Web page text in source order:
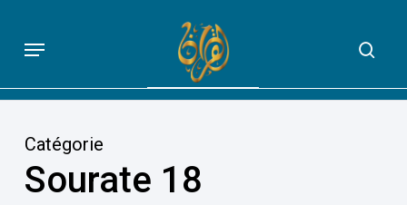
main
content
QUE DIT VRAIMENT LE CORAN
Menu
Catégorie
Sourate 18